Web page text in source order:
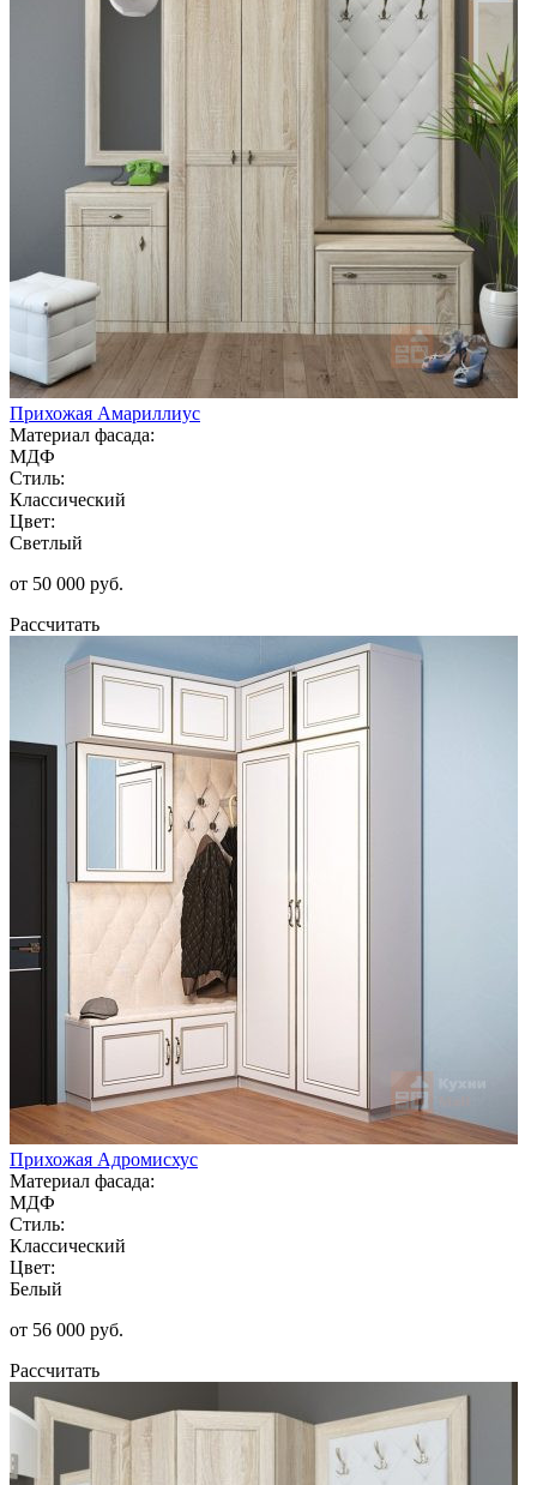
Прихожая Амариллиус
Материал фасада:
МДФ
Стиль:
Классический
Цвет:
Светлый
от 50 000 руб.
Рассчитать
Прихожая Адромисхус
Материал фасада:
МДФ
Стиль:
Классический
Цвет:
Белый
от 56 000 руб.
Рассчитать